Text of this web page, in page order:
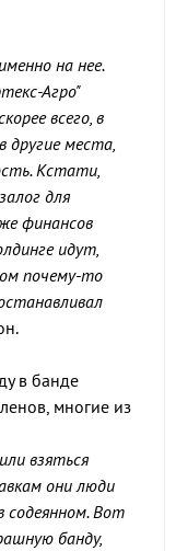
на нее.
Агро"
всего, в
другие места,
Кстати,
для
финансов
идут,
почему-то
в банде
многие из
взяться
они люди
содеянном. Вот
банду,